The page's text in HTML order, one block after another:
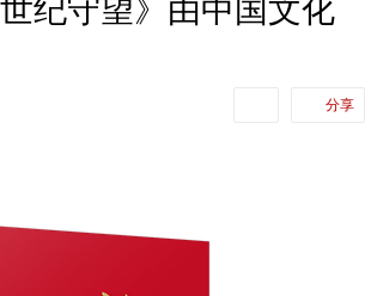
世纪守望》由中国文化
分享